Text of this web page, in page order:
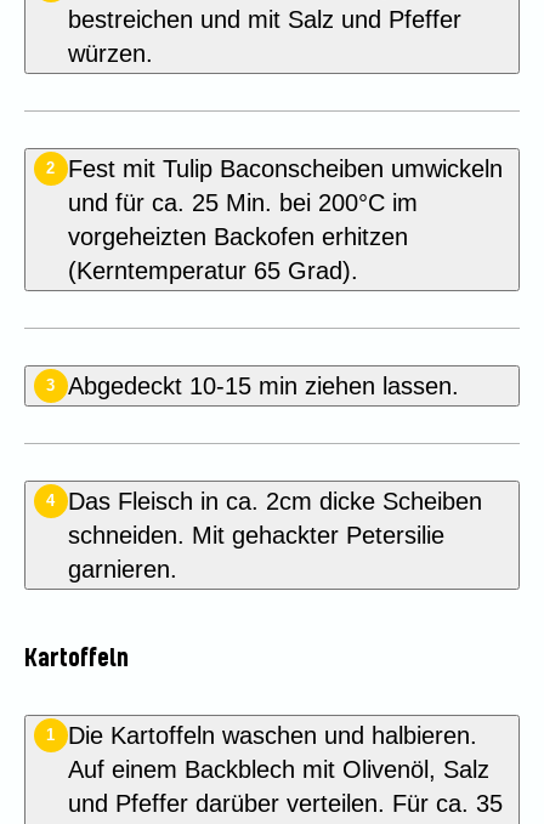
bestreichen und mit Salz und Pfeffer
würzen.
2
Fest mit Tulip Baconscheiben umwickeln
und für ca. 25 Min. bei 200°C im
vorgeheizten Backofen erhitzen
(Kerntemperatur 65 Grad).
3 Abgedeckt 10-15 min ziehen lassen.
4
Das Fleisch in ca. 2cm dicke Scheiben
schneiden. Mit gehackter Petersilie
garnieren.
Kartoffeln
1
Die Kartoffeln waschen und halbieren.
Auf einem Backblech mit Olivenöl, Salz
und Pfeffer darüber verteilen. Für ca. 35